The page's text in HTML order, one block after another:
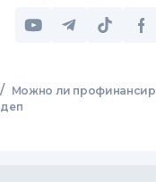
/
Можно ли